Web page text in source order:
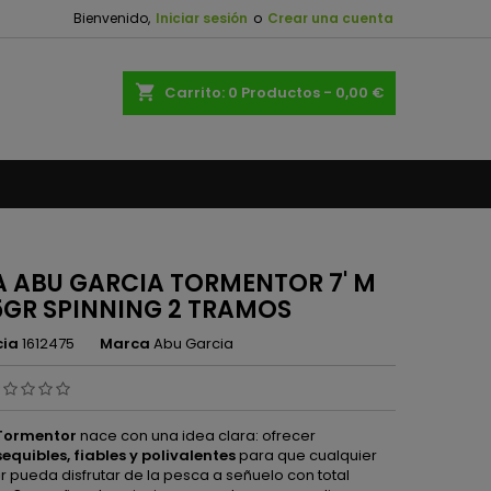
Bienvenido, Iniciar sesión o Crear una cuenta
shopping_cart Carrito: 0 Productos - 0,00 €
ABU GARCIA TORMENTOR 7' M
SPINNING 2 TRAMOS
1612475 Marca Abu Garcia
nace con una idea clara: ofrecer
fiables y polivalentespara que cualquier
pueda disfrutar de la pesca a señuelo con total